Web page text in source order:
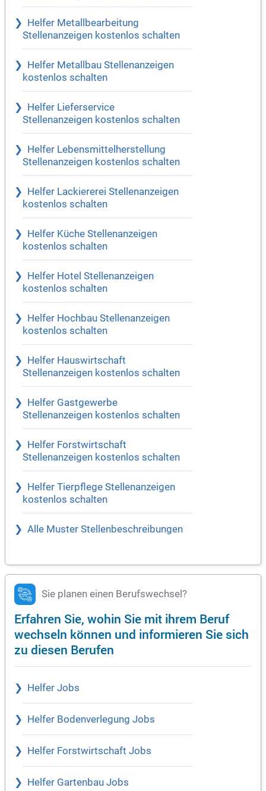
Helfer Metallbearbeitung
Stellenanzeigen kostenlos schalten
Helfer Metallbau Stellenanzeigen
kostenlos schalten
Helfer Lieferservice
Stellenanzeigen kostenlos schalten
Helfer Lebensmittelherstellung
Stellenanzeigen kostenlos schalten
Helfer Lackiererei Stellenanzeigen
kostenlos schalten
Helfer Küche Stellenanzeigen
kostenlos schalten
Helfer Hotel Stellenanzeigen
kostenlos schalten
Helfer Hochbau Stellenanzeigen
kostenlos schalten
Helfer Hauswirtschaft
Stellenanzeigen kostenlos schalten
Helfer Gastgewerbe
Stellenanzeigen kostenlos schalten
Helfer Forstwirtschaft
Stellenanzeigen kostenlos schalten
Helfer Tierpflege Stellenanzeigen
kostenlos schalten
Alle Muster Stellenbeschreibungen
Sie planen einen Berufswechsel?
Erfahren Sie, wohin Sie mit ihrem Beruf
wechseln können und informieren Sie sich
zu diesen Berufen
Helfer Jobs
Helfer Bodenverlegung Jobs
Helfer Forstwirtschaft Jobs
Helfer Gartenbau Jobs